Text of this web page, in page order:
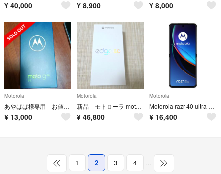
¥ 40,000 ¥ 8,900 ¥ 8,000
Motorola
あやぱぱ様専用 お値下げ MOTOROLA moto g52j5g シムフリー
¥ 13,000
Motorola
新品 モトローラ motorola edge 60 エッジ60 8GB/128G
¥ 46,800
Motorola
Motorola razr 40 ultra ジャンク
¥ 16,400
1 2 3 4 …